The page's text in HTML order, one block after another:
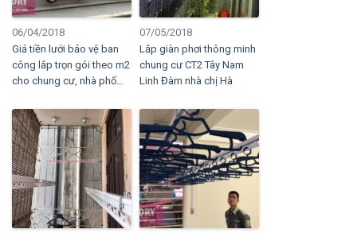
06/04/2018
Giá tiền lưới bảo vệ ban
công lắp trọn gói theo m2
cho chung cư, nhà phố…
07/05/2018
Lắp giàn phơi thông minh
chung cư CT2 Tây Nam
Linh Đàm nhà chị Hà